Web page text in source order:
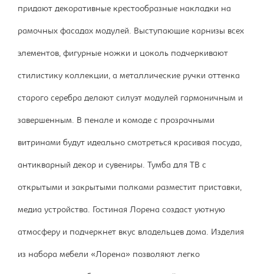
придают декоративные крестообразные накладки на
рамочных фасадах модулей. Выступающие карнизы всех
элементов, фигурные ножки и цоколь подчеркивают
стилистику коллекции, а металлические ручки оттенка
старого серебра делают силуэт модулей гармоничным и
завершенным. В пенале и комоде с прозрачными
витринами будут идеально смотреться красивая посуда,
антикварный декор и сувениры. Тумба для ТВ с
открытыми и закрытыми полками разместит приставки,
медиа устройства. Гостиная Лорена создаст уютную
атмосферу и подчеркнет вкус владельцев дома. Изделия
из набора мебели «Лорена» позволяют легко